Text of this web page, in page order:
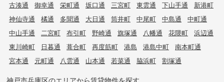
古湊通
御幸通 栄町通 坂口通 三宮町 東雲通 下山手通
新港町
神仙寺通
橘通 多聞通 大日通 筒井町 中尾町 中島通
中町通
中山手通
二宮町 布引町 野崎通 旗塚通 八幡通 花隈町
浜辺通
東川崎町
日暮通 葺合町 再度筋町 港島 港島中町
南本町通
宮本通
元町通 八雲通 山本通 若菜通 脇浜町 割塚通